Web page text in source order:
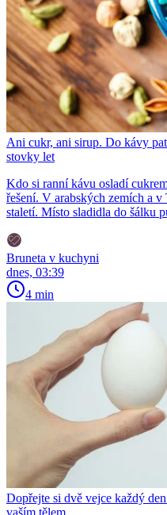
Ani cukr, ani sirup. Do kávy
stovky let
Kdo si ranní kávu osladí
řešení. V arabských zemích a
staletí. Místo sladidla do šálku
Bruneta v kuchyni
dnes, 03:39
4 min
Dopřejte si dvě vejce každý